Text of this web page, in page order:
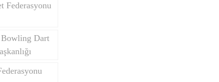
Federasyonu
Dart